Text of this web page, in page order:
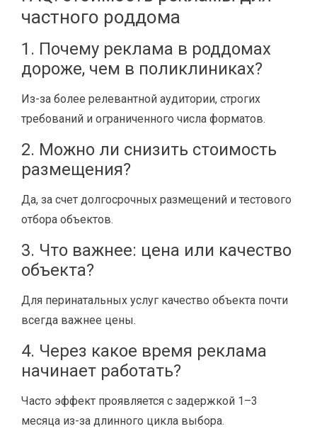
частного роддома
1. Почему реклама в роддомах
дороже, чем в поликлиниках?
Из-за более релевантной аудитории, строгих
требований и ограниченного числа форматов.
2. Можно ли снизить стоимость
размещения?
Да, за счет долгосрочных размещений и тестового
отбора объектов.
3. Что важнее: цена или качество
объекта?
Для перинатальных услуг качество объекта почти
всегда важнее цены.
4. Через какое время реклама
начинает работать?
Часто эффект проявляется с задержкой 1–3
месяца из-за длинного цикла выбора.